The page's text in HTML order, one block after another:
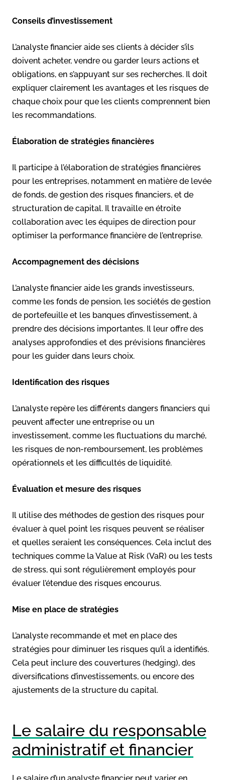
Conseils d’investissement
L’analyste financier aide ses clients à décider s’ils
doivent acheter, vendre ou garder leurs actions et
obligations, en s’appuyant sur ses recherches. Il doit
expliquer clairement les avantages et les risques de
chaque choix pour que les clients comprennent bien
les recommandations.
Élaboration de stratégies financières
Il participe à l’élaboration de stratégies financières
pour les entreprises, notamment en matière de levée
de fonds, de gestion des risques financiers, et de
structuration de capital. Il travaille en étroite
collaboration avec les équipes de direction pour
optimiser la performance financière de l’entreprise.
Accompagnement des décisions
L’analyste financier aide les grands investisseurs,
comme les fonds de pension, les sociétés de gestion
de portefeuille et les banques d’investissement, à
prendre des décisions importantes. Il leur offre des
analyses approfondies et des prévisions financières
pour les guider dans leurs choix.
Identification des risques
L’analyste repère les différents dangers financiers qui
peuvent affecter une entreprise ou un
investissement, comme les fluctuations du marché,
les risques de non-remboursement, les problèmes
opérationnels et les difficultés de liquidité.
Évaluation et mesure des risques
Il utilise des méthodes de gestion des risques pour
évaluer à quel point les risques peuvent se réaliser
et quelles seraient les conséquences. Cela inclut des
techniques comme la Value at Risk (VaR) ou les tests
de stress, qui sont régulièrement employés pour
évaluer l’étendue des risques encourus.
Mise en place de stratégies
L’analyste recommande et met en place des
stratégies pour diminuer les risques qu’il a identifiés.
Cela peut inclure des couvertures (hedging), des
diversifications d’investissements, ou encore des
ajustements de la structure du capital.
Le salaire du responsable
administratif et financier